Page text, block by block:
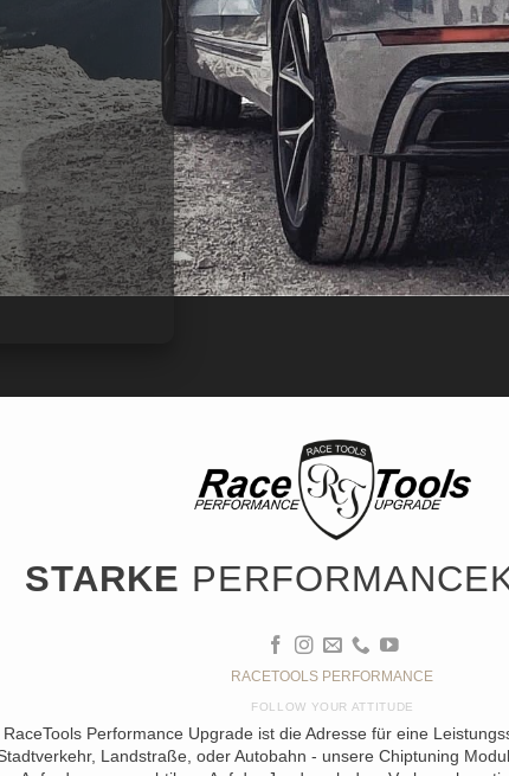
STARKE
RACETOOLS PERFORMANCE
FOLLOW YOUR ATTITUDE
Performance Upgrade ist die Adresse für eine
Landstraße, oder Autobahn - unsere Chiptuning